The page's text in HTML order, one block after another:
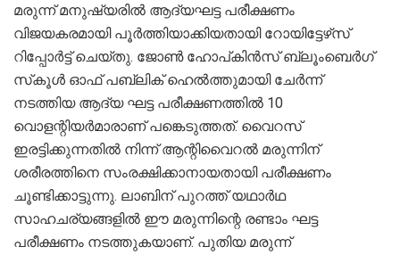
മരുന്ന്‌ മനുഷ്യരിൽ ആദ്യഘട്ട പരീക്ഷണം
വിജയകരമായി പൂർത്തിയാക്കിയതായി റോയിട്ടേഴ്‌സ്
റിപ്പോർട്ട് ചെയ്തു. ജോൺ ഹോപ്‌കിൻസ്‌ ബ്ലൂംബെർഗ്‌
സ്‌കൂൾ ഓഫ്‌ പബ്ലിക്‌ ഹെൽത്തുമായി ചേർന്ന്‌
നടത്തിയ ആദ്യ ഘട്ട പരീക്ഷണത്തിൽ 10
വൊളന്റിയർമാരാണ്‌ പങ്കെടുത്തത്‌. വൈറസ്‌
ഇരട്ടിക്കുന്നതിൽ നിന്ന്‌ ആന്റിവൈറൽ മരുന്നിന്‌
ശരീരത്തിനെ സംരക്ഷിക്കാനായതായി പരീക്ഷണം
ചൂണ്ടിക്കാട്ടുന്നു. ലാബിന്‌ പുറത്ത്‌ യഥാർ‌ഥ
സാഹചര്യങ്ങളിൽ ഈ മരുന്നിന്റെ രണ്ടാം ഘട്ട
പരീക്ഷണം നടത്തുകയാണ്‌. പുതിയ മരുന്ന്‌